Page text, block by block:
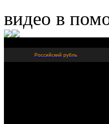
видео в
Российский рубль